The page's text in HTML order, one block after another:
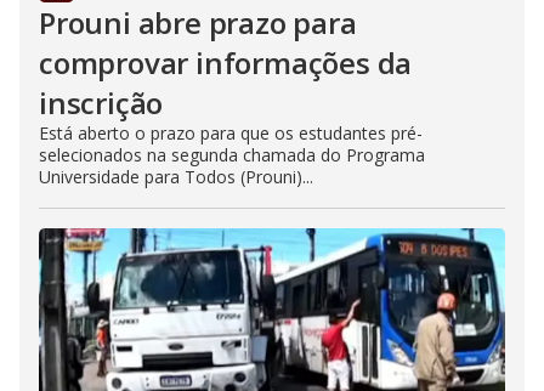
Prouni abre prazo para
comprovar informações da
inscrição
Está aberto o prazo para que os estudantes pré-
selecionados na segunda chamada do Programa
Universidade para Todos (Prouni)...